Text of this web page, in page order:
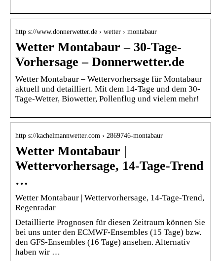
http s://www.donnerwetter.de › wetter › montabaur
Wetter Montabaur – 30-Tage-
Vorhersage – Donnerwetter.de
Wetter Montabaur – Wettervorhersage für Montabaur
aktuell und detailliert. Mit dem 14-Tage und dem 30-
Tage-Wetter, Biowetter, Pollenflug und vielem mehr!
http s://kachelmannwetter.com › 2869746-montabaur
Wetter Montabaur |
Wettervorhersage, 14-Tage-Trend
…
Wetter Montabaur | Wettervorhersage, 14-Tage-Trend,
Regenradar
Detaillierte Prognosen für diesen Zeitraum können Sie
bei uns unter den ECMWF-Ensembles (15 Tage) bzw.
den GFS-Ensembles (16 Tage) ansehen. Alternativ
haben wir …